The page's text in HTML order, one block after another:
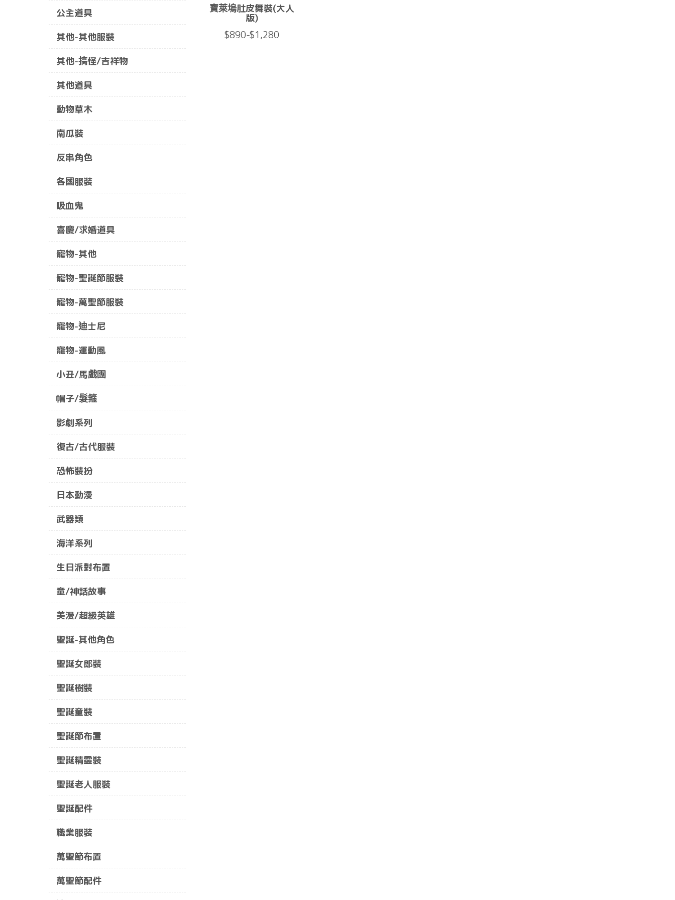
公主道具
其他-其他服裝
其他-搞怪/吉祥物
其他道具
動物草木
南瓜裝
反串角色
各國服裝
吸血鬼
喜慶/求婚道具
寵物-其他
寵物-聖誕節服裝
寵物-萬聖節服裝
寵物-迪士尼
寵物-運動風
小丑/馬戲團
帽子/髮箍
影劇系列
復古/古代服裝
恐怖裝扮
日本動漫
武器類
海洋系列
生日派對布置
童/神話故事
美漫/超級英雄
聖誕-其他角色
聖誕女郎裝
聖誕樹裝
聖誕童裝
聖誕節布置
聖誕精靈裝
聖誕老人服裝
聖誕配件
職業服裝
萬聖節布置
萬聖節配件
寶萊塢肚皮舞裝(大人
版)
$890-$1,280